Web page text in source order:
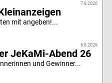
7.8.2026
mit angeben!...
6.8.2026
JeKaMi-Abend 26
und Gewinner...